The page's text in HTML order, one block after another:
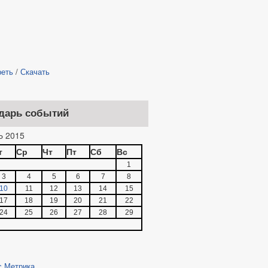
/ Скачать
событий
2015
Ср Чт Пт Сб Вс
1
3
4 5 6 7
8
10
11 12 13 14
15
17
18 19 20 21
22
24
25 26 27 28 29